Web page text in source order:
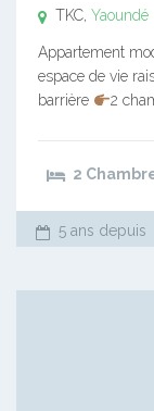
TKC, Yaoundé
Appartement
espace de vie
barrière
2
2
5 ans depuis